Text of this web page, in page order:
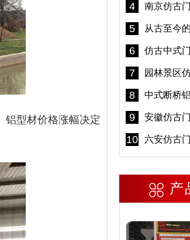
铝型材价格涨幅决定
4
5
6
7
8
9
10
产